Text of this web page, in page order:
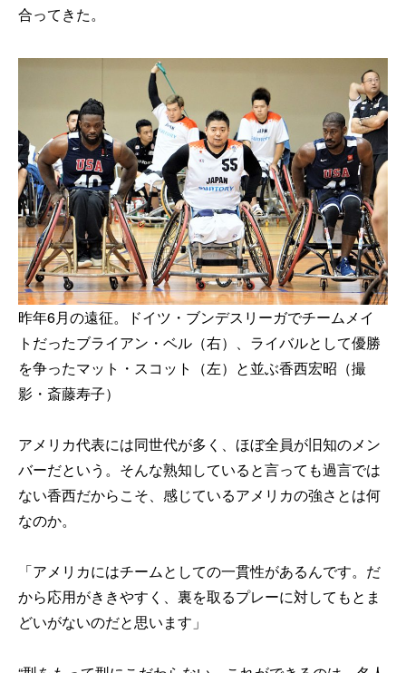
合ってきた。
昨年6月の遠征。ドイツ・ブンデスリーガでチームメイ
トだったブライアン・ベル（右）、ライバルとして優勝
を争ったマット・スコット（左）と並ぶ香西宏昭（撮
影・斎藤寿子）
アメリカ代表には同世代が多く、ほぼ全員が旧知のメン
バーだという。そんな熟知していると言っても過言では
ない香西だからこそ、感じているアメリカの強さとは何
なのか。
「アメリカにはチームとしての一貫性があるんです。だ
から応用がききやすく、裏を取るプレーに対してもとま
どいがないのだと思います」